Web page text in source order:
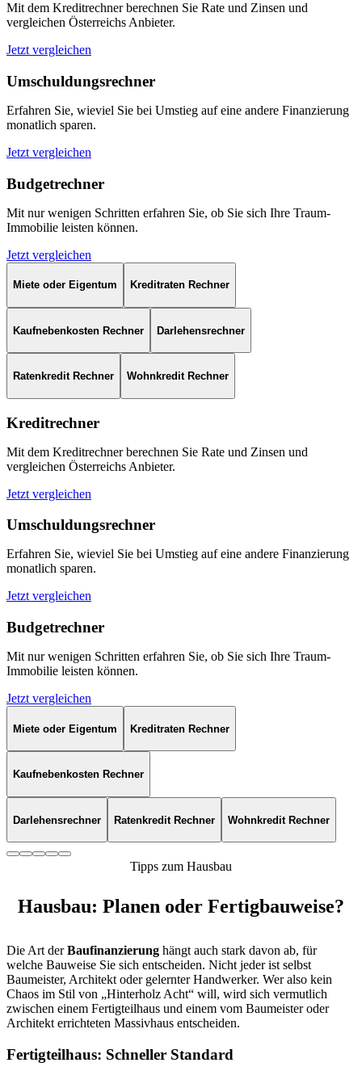
Mit dem Kreditrechner berechnen Sie Rate und Zinsen und
vergleichen Österreichs Anbieter.
Jetzt vergleichen
Umschuldungsrechner
Erfahren Sie, wieviel Sie bei Umstieg auf eine andere Finanzierung
monatlich sparen.
Jetzt vergleichen
Budgetrechner
Mit nur wenigen Schritten erfahren Sie, ob Sie sich Ihre Traum-
Immobilie leisten können.
Jetzt vergleichen
Miete oder Eigentum Kreditraten Rechner
Kaufnebenkosten Rechner Darlehensrechner
Ratenkredit Rechner Wohnkredit Rechner
Kreditrechner
Mit dem Kreditrechner berechnen Sie Rate und Zinsen und
vergleichen Österreichs Anbieter.
Jetzt vergleichen
Umschuldungsrechner
Erfahren Sie, wieviel Sie bei Umstieg auf eine andere Finanzierung
monatlich sparen.
Jetzt vergleichen
Budgetrechner
Mit nur wenigen Schritten erfahren Sie, ob Sie sich Ihre Traum-
Immobilie leisten können.
Jetzt vergleichen
Miete oder Eigentum Kreditraten Rechner
Kaufnebenkosten Rechner
Darlehensrechner Ratenkredit Rechner Wohnkredit Rechner
Tipps zum Hausbau
Hausbau: Planen oder Fertigbauweise?
Die Art derBaufinanzierung hängt auch stark davon ab, für
welche Bauweise Sie sich entscheiden. Nicht jeder ist selbst
Baumeister, Architekt oder gelernter Handwerker. Wer also kein
Chaos im Stil von „Hinterholz Acht“ will, wird sich vermutlich
zwischen einem Fertigteilhaus und einem vom Baumeister oder
Architekt errichteten Massivhaus entscheiden.
Fertigteilhaus: Schneller Standard